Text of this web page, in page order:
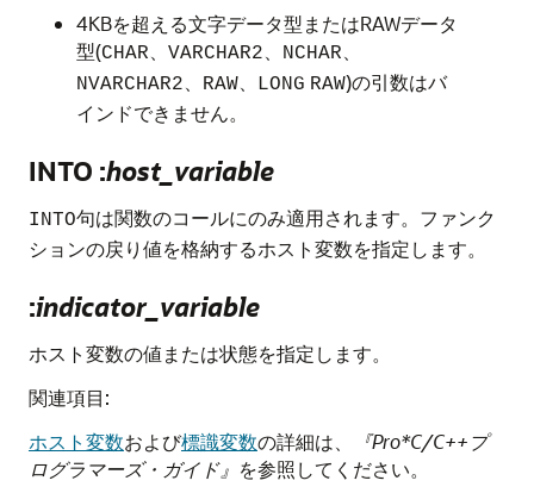
4KBを超える文字データ型またはRAWデータ
型(CHAR VARCHAR2 NCHAR
NVARCHAR2 RAW LONG RAW)の引数はバ
インドできません。
INTO :host_variable
INTO句は関数のコールにのみ適用されます。ファンク
ションの戻り値を格納するホスト変数を指定します。
:indicator_variable
ホスト変数の値または状態を指定します。
関連項目:
ホスト変数および標識変数の詳細は、
『Pro*C/C++プ
ログラマーズ・ガイド』 を参照してください。